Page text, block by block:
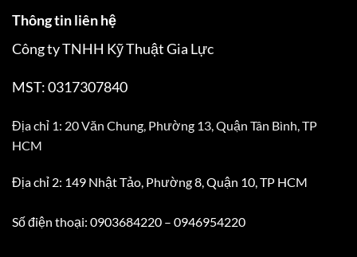
Thông tin liên hệ
Công ty TNHH Kỹ Thuật Gia Lực
MST: 0317307840
Địa chỉ 1: 20 Văn Chung, Phường 13, Quận Tân Bình, TP
HCM
Địa chỉ 2: 149 Nhật Tảo, Phường 8, Quận 10, TP HCM
Số điện thoại: 0903684220 – 0946954220